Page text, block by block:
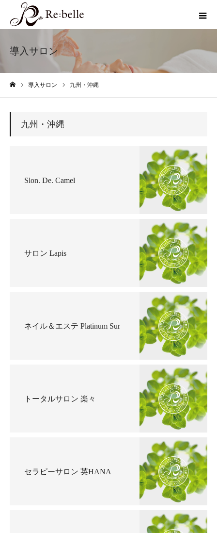
導入サロン
導入サロン 九州・沖縄
九州・沖縄
Slon. De. Camel
サロン Lapis
ネイル＆エステ Platinum Sur
トータルサロン 楽々
セラピーサロン 英HANA